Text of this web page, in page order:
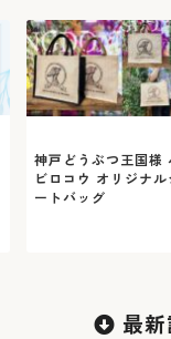
神戸どうぶつ王国様
ビロコウ オリジナ
ートバッグ
最